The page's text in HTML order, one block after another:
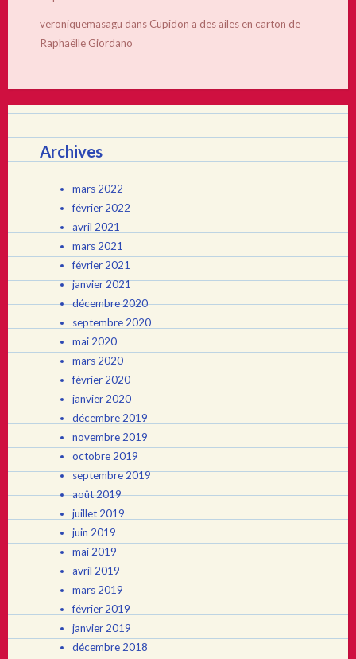
veroniquemasagu dans Cupidon a des ailes en carton de
Raphaëlle Giordano
Archives
mars 2022
février 2022
avril 2021
mars 2021
février 2021
janvier 2021
décembre 2020
septembre 2020
mai 2020
mars 2020
février 2020
janvier 2020
décembre 2019
novembre 2019
octobre 2019
septembre 2019
août 2019
juillet 2019
juin 2019
mai 2019
avril 2019
mars 2019
février 2019
janvier 2019
décembre 2018